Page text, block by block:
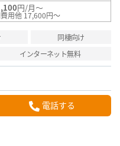
円/月～
用他 17,600円～
同棲向け
インターネット無料
電話する